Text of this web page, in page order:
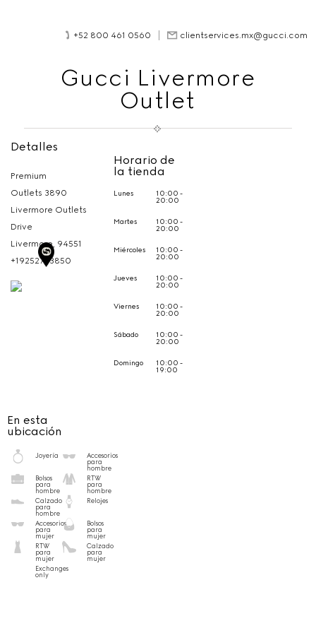
+52 800 461 0560 clientservices.mx@gucci.com
Gucci Livermore
Outlet
Detalles
Premium
Outlets 3890
Livermore Outlets
Drive
Livermore, 94551
+19252733850
Horario de
la tienda
Lunes 10:00 -
20:00
Martes 10:00 -
20:00
Miércoles 10:00 -
20:00
Jueves 10:00 -
20:00
Viernes 10:00 -
20:00
Sábado 10:00 -
20:00
Domingo 10:00 -
19:00
En esta
ubicación
Joyería
Accesorios
para
hombre
Bolsos
para
hombre
RTW
para
hombre
Calzado
para
hombre
Relojes
Accesorios
para
mujer
Bolsos
para
mujer
RTW
para
mujer
Calzado
para
mujer
Exchanges
only